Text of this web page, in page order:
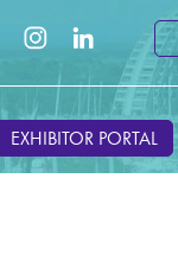
EXHIBITOR PORTAL